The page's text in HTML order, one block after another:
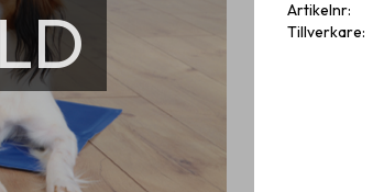
Artikelnr
Tillverkare